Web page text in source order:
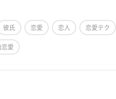
彼氏 恋愛 恋人 恋愛テク
恋愛